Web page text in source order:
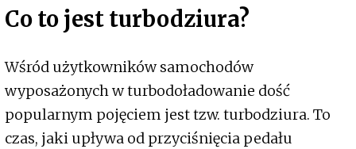
Co to jest turbodziura?
Wśród użytkowników samochodów
wyposażonych w turbodoładowanie dość
popularnym pojęciem jest tzw. turbodziura. To
czas, jaki upływa od przyciśnięcia pedału